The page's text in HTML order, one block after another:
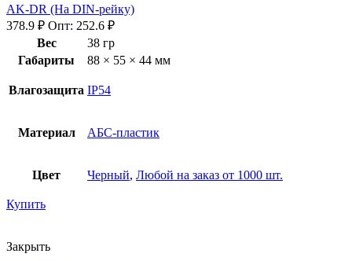
AK-DR (На DIN-рейку)
378.9 ₽ Опт: 252.6 ₽
Вес
38 гр
Габариты
88 × 55 × 44 мм
Влагозащита IP54
Материал АБС-пластик
Цвет Черный, Любой на заказ от 1000 шт.
Купить
Закрыть